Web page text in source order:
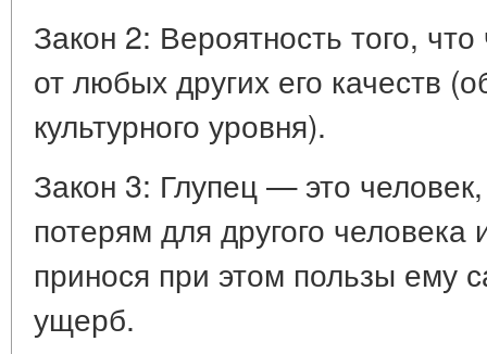
Закон 2: Вероятность того,
от любых других его качеств
культурного уровня).
Закон 3: Глупец — это
потерям для другого
принося при этом пользы ему
ущерб.